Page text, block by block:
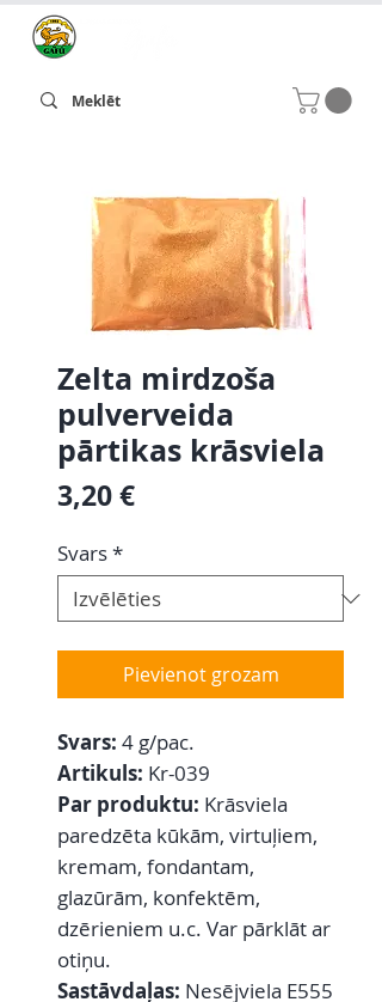
Zelta mirdzoša
pulverveida
pārtikas krāsviela
3,20 €Cena
Svars*
Pievienot grozam
Svars: 4 g/pac.
Artikuls: Kr-039
Par produktu: Krāsviela
paredzēta kūkām, virtuļiem,
kremam, fondantam,
glazūrām, konfektēm,
dzērieniem u.c. Var pārklāt ar
otiņu.
Sastāvdaļas: Nesējviela E555